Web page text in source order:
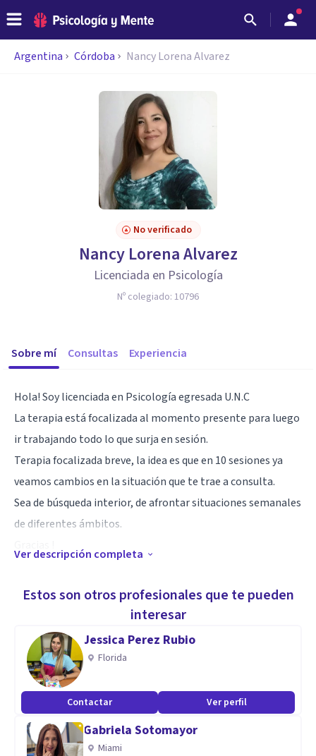
Argentina Córdoba Nancy Lorena Alvarez
No verificado
Nancy Lorena Alvarez
Licenciada en Psicología
Nº colegiado: 10796
Sobre mí Consultas Experiencia
Hola! Soy licenciada en Psicología egresada U.N.C
La terapia está focalizada al momento presente para luego
ir trabajando todo lo que surja en sesión.
Terapia focalizada breve, la idea es que en 10 sesiones ya
veamos cambios en la situación que te trae a consulta.
Sea de búsqueda interior, de afrontar situaciones semanales
de diferentes ámbitos.
licenciada en psicología y terapeuta holística
Ver descripción completa
Estos son otros profesionales que te pueden
interesar
Jessica Perez Rubio
Florida
Contactar Ver perfil
Gabriela Sotomayor
Miami